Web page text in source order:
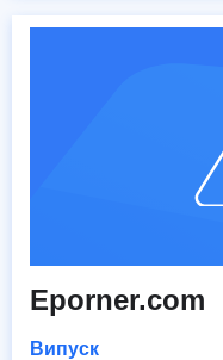
Eporner.com
Випуск